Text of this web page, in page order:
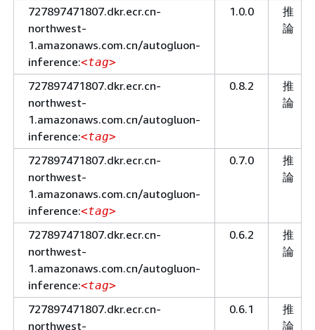
727897471807.dkr.ecr.cn-
northwest-
1.amazonaws.com.cn/autogluon-
inference:<tag>
1.0.0
推
論
727897471807.dkr.ecr.cn-
northwest-
1.amazonaws.com.cn/autogluon-
inference:<tag>
0.8.2
推
論
727897471807.dkr.ecr.cn-
northwest-
1.amazonaws.com.cn/autogluon-
inference:<tag>
0.7.0
推
論
727897471807.dkr.ecr.cn-
northwest-
1.amazonaws.com.cn/autogluon-
inference:<tag>
0.6.2
推
論
727897471807.dkr.ecr.cn-
northwest-
0.6.1
推
論